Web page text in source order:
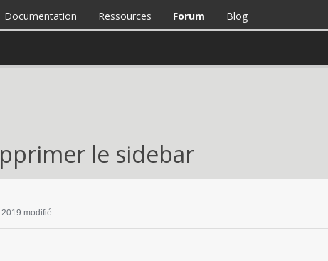
Documentation Ressources Forum Blog
le sidebar
modifié